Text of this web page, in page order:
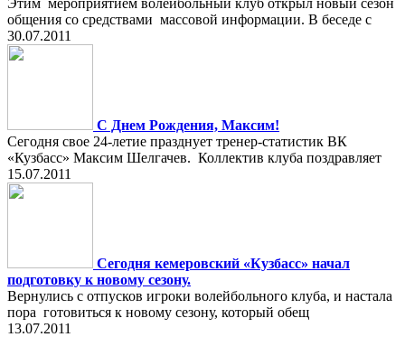
Этим мероприятием волейбольный клуб открыл новый сезон
общения со средствами массовой информации. В беседе с
30.07.2011
С Днем Рождения, Максим!
Сегодня свое 24-летие празднует тренер-статистик ВК
«Кузбасс» Максим Шелгачев. Коллектив клуба поздравляет
15.07.2011
Сегодня кемеровский «Кузбасс» начал
подготовку к новому сезону.
Вернулись с отпусков игроки волейбольного клуба, и настала
пора готовиться к новому сезону, который обещ
13.07.2011